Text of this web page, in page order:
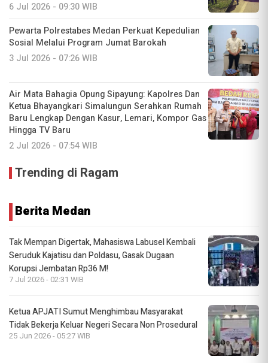
6 Jul 2026 - 09:30 WIB
Pewarta Polrestabes Medan Perkuat Kepedulian
Sosial Melalui Program Jumat Barokah
3 Jul 2026 - 07:26 WIB
Air Mata Bahagia Opung Sipayung: Kapolres Dan
Ketua Bhayangkari Simalungun Serahkan Rumah
Baru Lengkap Dengan Kasur, Lemari, Kompor Gas
Hingga TV Baru
2 Jul 2026 - 07:54 WIB
Trending di Ragam
Berita Medan
Tak Mempan Digertak, Mahasiswa Labusel Kembali
Seruduk Kajatisu dan Poldasu, Gasak Dugaan
Korupsi Jembatan Rp36 M!
7 Jul 2026 - 02:31 WIB
Ketua APJATI Sumut Menghimbau Masyarakat
Tidak Bekerja Keluar Negeri Secara Non Prosedural
25 Jun 2026 - 05:27 WIB